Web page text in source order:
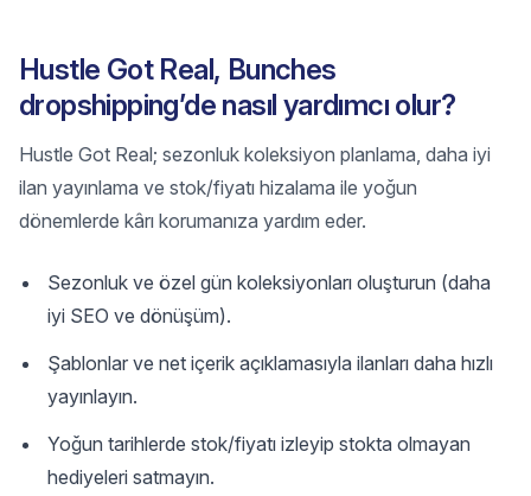
Hustle Got Real, Bunches
dropshipping’de nasıl yardımcı olur?
Hustle Got Real; sezonluk koleksiyon planlama, daha iyi
ilan yayınlama ve stok/fiyatı hizalama ile yoğun
dönemlerde kârı korumanıza yardım eder.
Sezonluk ve özel gün koleksiyonları oluşturun (daha
iyi SEO ve dönüşüm).
Şablonlar ve net içerik açıklamasıyla ilanları daha hızlı
yayınlayın.
Yoğun tarihlerde stok/fiyatı izleyip stokta olmayan
hediyeleri satmayın.